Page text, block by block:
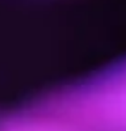
Producción:
Alta